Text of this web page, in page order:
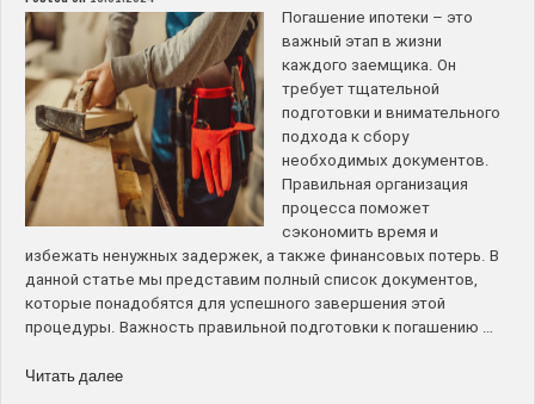
Погашение ипотеки – это
важный этап в жизни
каждого заемщика. Он
требует тщательной
подготовки и внимательного
подхода к сбору
необходимых документов.
Правильная организация
процесса поможет
сэкономить время и
избежать ненужных задержек, а также финансовых потерь. В
данной статье мы представим полный список документов,
которые понадобятся для успешного завершения этой
процедуры. Важность правильной подготовки к погашению …
Читать далее“Полный